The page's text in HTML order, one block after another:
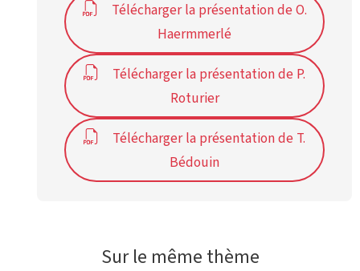
Télécharger la présentation de O.
Haermmerlé
Télécharger la présentation de P.
Roturier
Télécharger la présentation de T.
Bédouin
Sur le même thème